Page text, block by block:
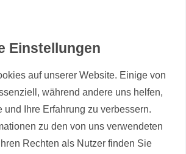
Games Workshop
auf unserer Website. Einige von
während andere uns helfen,
und Ihre Erfahrung zu verbessern.
zu den von uns verwendeten
Rechten als Nutzer finden Sie